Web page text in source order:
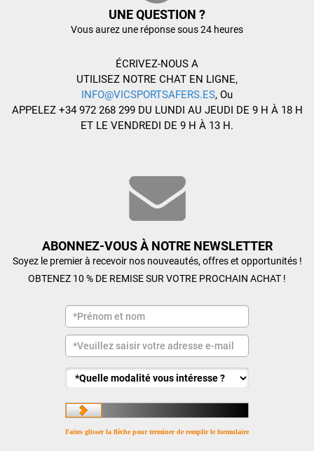
UNE QUESTION ?
Vous aurez une réponse sous 24 heures
ÉCRIVEZ-NOUS A
UTILISEZ NOTRE CHAT EN LIGNE,
INFO@VICSPORTSAFERS.ES, Ou
APPELEZ +34 972 268 299 DU LUNDI AU JEUDI DE 9 H À 18 H
ET LE VENDREDI DE 9 H À 13 H.
ABONNEZ-VOUS À NOTRE NEWSLETTER
Soyez le premier à recevoir nos nouveautés, offres et opportunités !
OBTENEZ 10 % DE REMISE SUR VOTRE PROCHAIN ACHAT !
Faites glisser la flèche pour terminer de remplir le formulaire